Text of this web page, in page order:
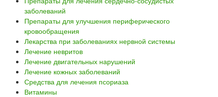
заболеваний
Препараты для улучшения периферического
кровообращения
Лекарства при заболеваниях нервной системы
Лечение невритов
Лечение двигательных нарушений
Лечение кожных заболеваний
Средства для лечения псориаза
Витамины